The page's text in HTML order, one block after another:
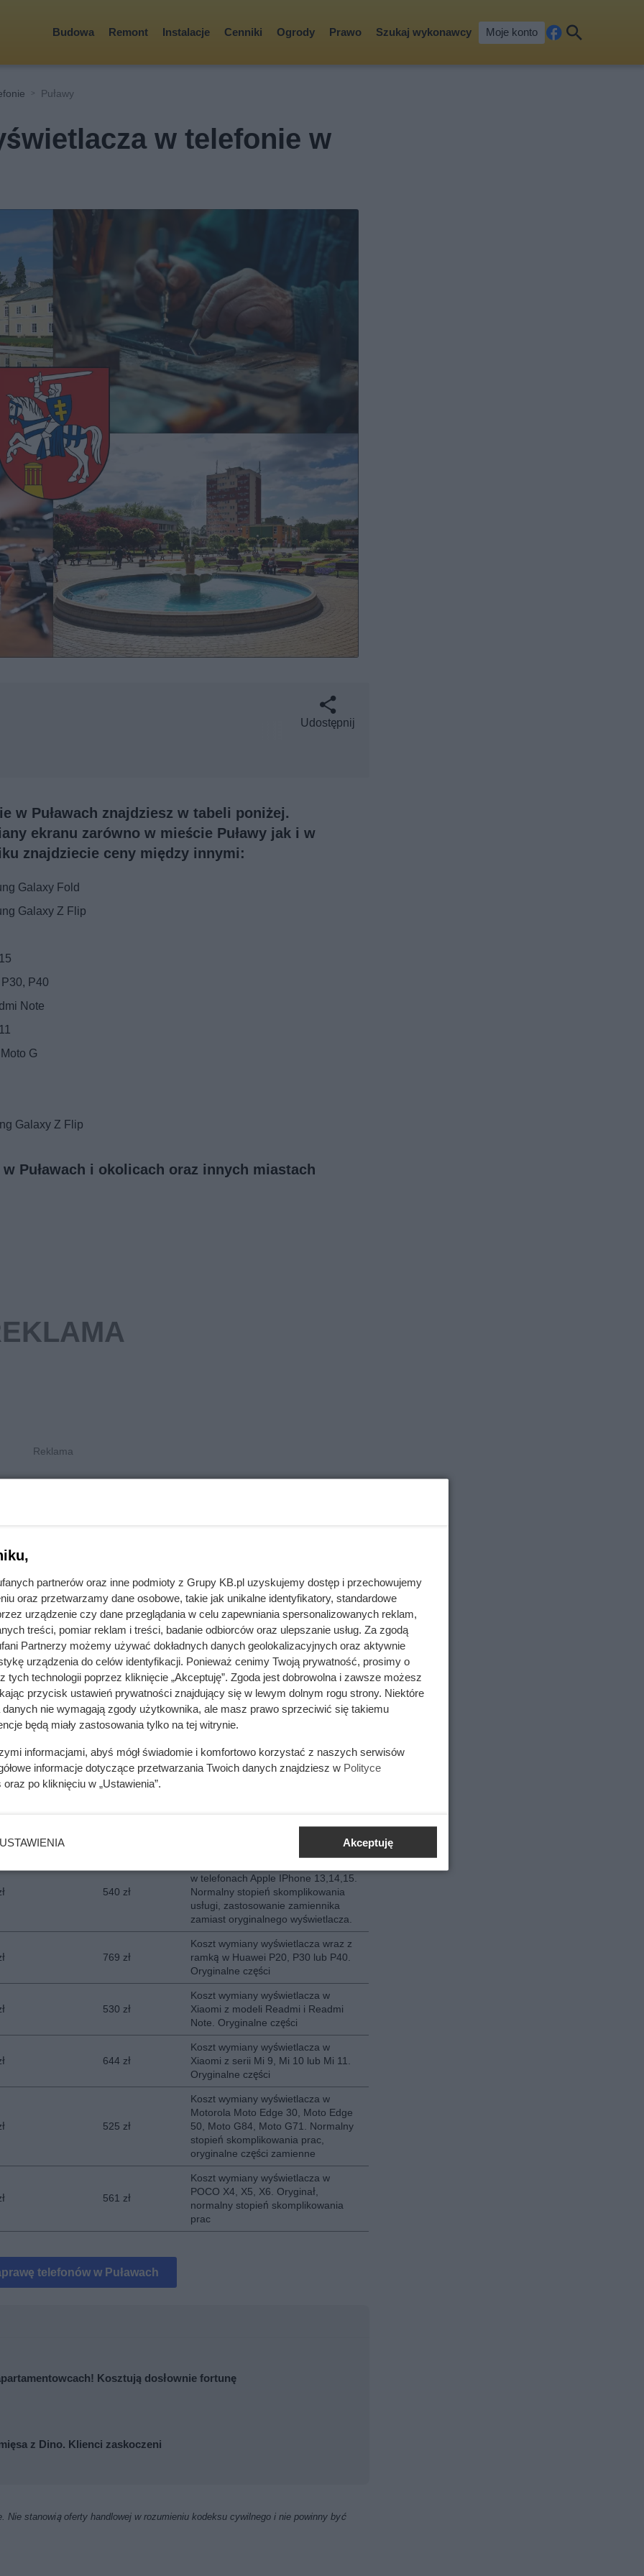
Budowa Remont Instalacje Cenniki Ogrody Prawo Szukaj wykonawcy Moje konto
cebkaj
Puławy
w telefonie w
Udostępnij
w Puławach znajdziesz w tabeli poniżej.
ekranu zarówno w mieście Puławy jak i w
znajdziecie ceny między innymi:
Galaxy Fold
Galaxy Z Flip
P40
Note
G
Galaxy Z Flip
Puławach i okolicach oraz innych miastach
w Puławach
A14. Oryginał, normalny stopień
skomplikowania prac
1 230 zł
Koszt wymiany wyświetlacza.
Oryginał do Samsung Galaxy S 22,
S 24, S24
478 z
Koszt wymiany wyświetlacza
zewnętrznego w Samsung Z Flip
3,4,5. Zastosowanie oryginalnych
części
2 150 zł
Koszt wymiany wyświetlacza
wewnętrznego w Samsung Z Flip
3,4,5. Zastosowanie oryginalnych
części
Samsung Z Fold 3, Z Fold 4 i Z Fold
5. Znany serwis i oryginalne części.
540 zł
w telefonach Apple IPhone 13,14,15.
Normalny stopień skomplikowania
usługi, zastosowanie zamiennika
zamiast oryginalnego wyświetlacza.
769 zł
Koszt wymiany wyświetlacza wraz z
ramką w Huawei P20, P30 lub P40.
Oryginalne części
530 zł
Koszt wymiany wyświetlacza w
Xiaomi z modeli Readmi i Readmi
Note. Oryginalne części
644 zł
Koszt wymiany wyświetlacza w
Xiaomi z serii Mi 9, Mi 10 lub Mi 11.
Oryginalne części
525 zł
Koszt wymiany wyświetlacza w
Motorola Moto Edge 30, Moto Edge
50, Moto G84, Moto G71. Normalny
stopień skomplikowania prac,
oryginalne części zamienne
561 zł
Koszt wymiany wyświetlacza w
POCO X4, X5, X6. Oryginał,
normalny stopień skomplikowania
prac
telefonów w Puławach
Kosztują dosłownie fortunę
z Dino. Klienci zaskoczeni
stanowią oferty handlowej w rozumieniu kodeksu cywilnego i nie powinny być
partnerów oraz inne podmioty z Grupy KB.pl uzyskujemy dostęp i przechowujemy
oraz przetwarzamy dane osobowe, takie jak unikalne identyfikatory, standardowe
urządzenie czy dane przeglądania w celu zapewniania spersonalizowanych reklam,
treści, pomiar reklam i treści, badanie odbiorców oraz ulepszanie usług. Za zgodą
Partnerzy możemy używać dokładnych danych geolokalizacyjnych oraz aktywnie
urządzenia do celów identyfikacji. Ponieważ cenimy Twoją prywatność, prosimy o
tych technologii poprzez kliknięcie „Akceptuję”. Zgoda jest dobrowolna i zawsze możesz
przycisk ustawień prywatności znajdujący się w lewym dolnym rogu strony. Niektóre
danych nie wymagają zgody użytkownika, ale masz prawo sprzeciwić się takiemu
będą miały zastosowania tylko na tej witrynie.
informacjami, abyś mógł świadomie i komfortowo korzystać z naszych serwisów
informacje dotyczące przetwarzania Twoich danych znajdziesz w Polityce
oraz po kliknięciu w „Ustawienia”.
USTAWIENIA Akceptuję